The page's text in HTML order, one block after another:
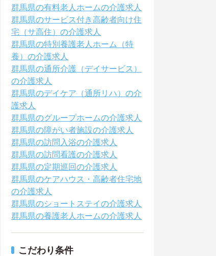
群馬県の有料老人ホームの介護求人
群馬県のサービス付き高齢者向け住
宅（サ高住）の介護求人
群馬県の特別養護老人ホーム（特
養）の介護求人
群馬県の通所介護（デイサービス）
の介護求人
群馬県のデイケア（通所リハ）の介
護求人
群馬県のグループホームの介護求人
群馬県の障がい者施設の介護求人
群馬県の訪問入浴の介護求人
群馬県の訪問看護の介護求人
群馬県の定期巡回の介護求人
群馬県のケアハウス・高齢者住宅地
の介護求人
群馬県のショートステイの介護求人
群馬県の養護老人ホームの介護求人
こだわり条件